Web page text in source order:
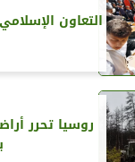
التعاون
روسيا تحرر